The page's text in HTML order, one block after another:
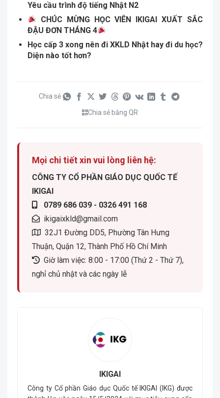
Yêu cầu trình độ tiếng Nhật N2
CHÚC MỪNG HỌC VIÊN IKIGAI XUẤT SẮC
ĐẬU ĐƠN THÁNG 4
Học cấp 3 xong nên đi XKLD Nhật hay đi du học?
Diện nào tốt hơn?
Chia sẻ
Chia sẻ bằng QR
Mọi chi tiết xin vui lòng liên hệ:
CÔNG TY CỔ PHẦN GIÁO DỤC QUỐC TẾ
IKIGAI
0789 686 039 - 0326 491 168
ikigaixkld@gmail.com
32J1 Đường DD5, Phường Tân Hưng
Thuận, Quận 12, Thành Phố Hồ Chí Minh
Giờ làm việc: 8:00 - 17:00 (Thứ 2 - Thứ 7),
nghỉ chủ nhật và các ngày lễ
IKIGAI
Công ty Cổ phần Giáo dục Quốc tế IKIGAI (IKG) được